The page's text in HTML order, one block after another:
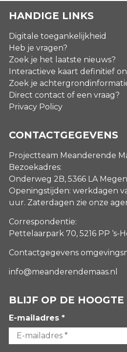
HANDIGE LINKS
Digitale toegankelijkheid
Heb je vragen?
Zoek je het laatste nieuws?
Interactieve kaart definitief
Zoek je
Direct contact of een vraag?
Privacy Policy
CONTACTGEGEVENS
Projectteam Meanderende
Bezoekadres:
Onderweg 2B, 5366 LA Megen
Openingstijden: werkdagen
uur. Zaterdagen zie onze
Correspondentie:
Pettelaarpark 70, 5216 PP ‘s-
Contactgegevens
info@meanderendemaas.nl
BLIJF OP DE HOOGTE
E-mailadres *